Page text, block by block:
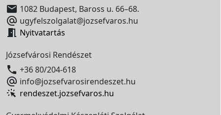
 1082 Budapest, Baross u. 66–68.
 ugyfelszolgalat@jozsefvaros.hu
 Nyitvatartás
Józsefvárosi Rendészet
 +36 80/204-618
 info@jozsefvarosirendeszet.hu
rendeszet.jozsefvaros.hu